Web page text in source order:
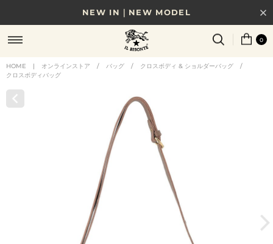
NEW IN｜NEW MODEL
8/17(月)10時まで｜税込11,000円以上で送料無料
贈る相手やシーンから選べる、新しいギフトガイド
0
HOME | オンラインストア / バッグ / クロスボディ & ショルダーバッグ
/
クロスボディバッグ